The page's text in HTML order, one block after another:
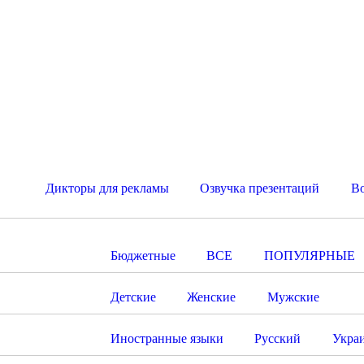
Дикторы для рекламы Озвучка презентаций
Бюджетные ВСЕ ПОПУЛЯРНЫЕ
Детские Женские Мужские
Иностранные языки Русский